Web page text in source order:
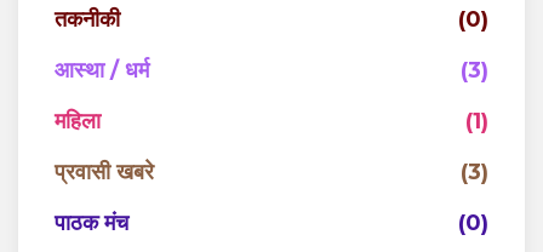
तकनीकी
(0)
आस्था / धर्म
(3)
महिला
(1)
प्रवासी खबरे
(3)
पाठक मंच
(0)